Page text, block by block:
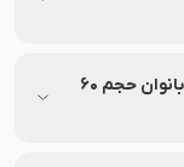
می‌باشد. آیا لوسیون مو گیاهی تقویت کننده مخصوص بانوان حجم 60